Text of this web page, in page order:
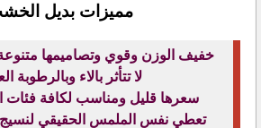
مميزات بديل
خفيف الوزن وقوي وتصاميمها
لا تتأثر بالاء وبالرطوبة
سعرها قليل ومناسب لكافة فئات
تعطي نفس الملمس الحقيقي